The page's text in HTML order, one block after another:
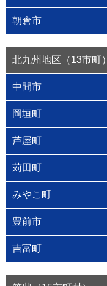
朝倉市
北九州地区（13市町）
中間市
岡垣町
芦屋町
苅田町
みやこ町
豊前市
吉富町